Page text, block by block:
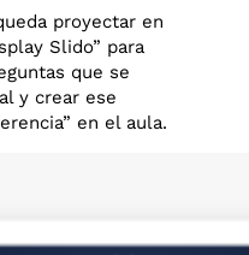
proyectar en
Slido” para
que se
y crear ese
en el aula.